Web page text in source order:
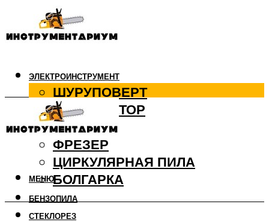
ЭЛЕКТРОИНСТРУМЕНТ
ШУРУПОВЕРТ
ПЕРФОРАТОР
ДРЕЛЬ
ФРЕЗЕР
ЦИРКУЛЯРНАЯ ПИЛА
БОЛГАРКА
БЕНЗОПИЛА
СТЕКЛОРЕЗ
МЕНЮ